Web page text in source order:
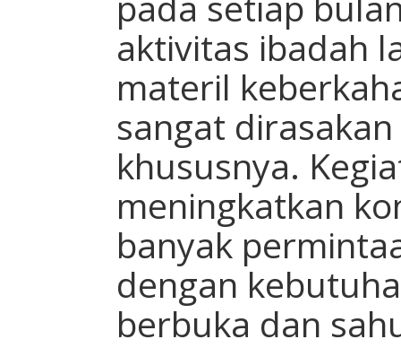
aktivitas ibadah
materil
sangat
khususnya.
meningkatkan
banyak
dengan
berbuka dan